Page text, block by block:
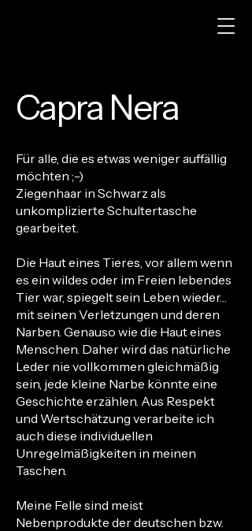
Capra Nera
Für alle, die es etwas weniger auffällig
möchten ;-)
Ziegenhaar in Schwarz als
unkomplizierte Schultertasche
gearbeitet.
Die Haut eines Tieres, vor allem wenn
es ein wildes oder im Freien lebendes
Tier war, spiegelt sein Leben wieder…
mit seinen Verletzungen und deren
Narben. Genauso wie die Haut eines
Menschen. Daher wird das natürliche
Leder nie vollkommen gleichmäßig
sein, jede kleine Narbe könnte eine
Geschichte erzählen. Aus Respekt
und Wertschätzung verarbeite ich
auch diese individuellen
Unregelmäßigkeiten in meinen
Taschen.
Meine Felle sind meist
Nebenprodukte der deutschen bzw.